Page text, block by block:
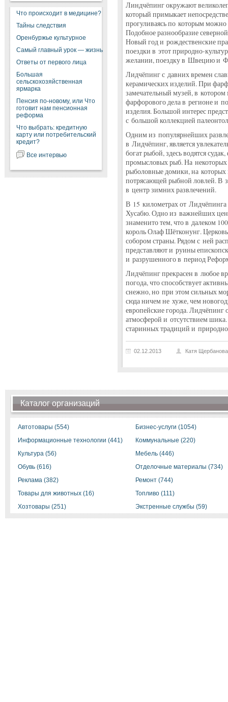
Что происходит в медицине?
Тайны следствия
Оренбуржье культурное
Самый главный урок — жизнь
Ответы от первого лица
Большая
сельскохозяйственная
ярмарка
Пенсия по-новому, или Что
готовит нам пенсионная
реформа
Что выбрать: кредитную
карту или потребительский
кредит?
Все интервью
Линдчёпинг окружают
который примыкает
прогуливаясь по которым
Подобное разнообразие
Новый год и рождественские
поездки в этот природно-
желании, поездку в Швецию и
Лидчёпинг с давних времен
керамических изделий. При
замечательный музей, в
фарфорового дела в регионе и
изделия. Большой интерес
с большой коллекцией
Одним из популярнейших
в Лидчёпинг, является
богат рыбой, здесь водятся
промысловых рыб. На некоторых
рыболовные домики, на которых
потрясающей рыбной ловлей. В
в центр зимних развлечений.
В 15 километрах от Лидчёпинга
Хусабю. Одно из важнейших
знаменито тем, что в далеком
король Олаф Шётконунг.
собором страны. Рядом с ней
представляют и руины
и разрушенного в период
Лидчёпинг прекрасен в любое
погода, что способствует
снежно, но при этом сильных
сюда ничем не хуже, чем
европейские города. Лидчёпинг
атмосферой и отсутствием
старинных традиций и
02.12.2013 Катя Щербанова
Каталог организаций
Автотовары (554)
Бизнес-услуги (1054)
Информационные технологии (441)
Коммунальные (220)
Культура (56)
Мебель (446)
Обувь (616)
Отделочные материалы (734)
Реклама (382)
Ремонт (744)
Товары для животных (16)
Топливо (111)
Хозтовары (251)
Экстренные службы (59)